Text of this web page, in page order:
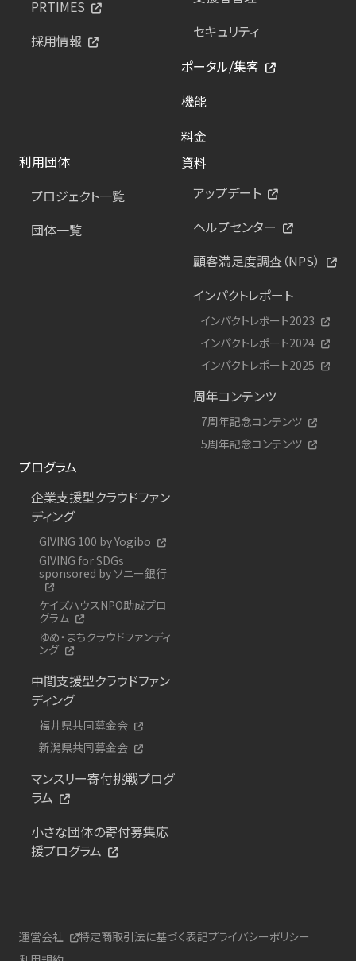
PRTIMES
採用情報
セキュリティ
ポータル/集客
機能
料金
利用団体
プロジェクト一覧
団体一覧
資料
アップデート
ヘルプセンター
顧客満足度調査（NPS）
インパクトレポート
インパクトレポート2023
インパクトレポート2024
インパクトレポート2025
周年コンテンツ
7周年記念コンテンツ
5周年記念コンテンツ
プログラム
企業支援型クラウドファン
ディング
GIVING 100 by Yogibo
GIVING for SDGs
sponsored by ソニー銀行
ケイズハウスNPO助成プロ
グラム
ゆめ・まちクラウドファンディ
ング
中間支援型クラウドファン
ディング
福井県共同募金会
新潟県共同募金会
マンスリー寄付挑戦プログ
ラム
小さな団体の寄付募集応
援プログラム
運営会社 特定商取引法に基づく表記プライバシーポリシー